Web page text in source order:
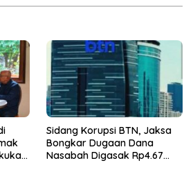
Sidang Korupsi BTN, Jaksa
Bongkar Dugaan Dana
Nasabah Digasak Rp4.67